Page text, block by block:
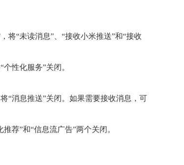
将“未读消息”、“接收小米推送”和“接收
性化服务”关闭。
“消息推送”关闭。如果需要接收消息，可
荐”和“信息流广告”两个关闭。